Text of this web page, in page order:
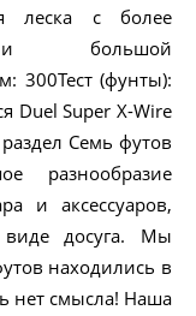
леска с более
большой
300Тест (фунты):
Duel Super X-Wire
Семь футов
разнообразие
и аксессуаров,
досуга. Мы
находились в
нет смысла! Наша